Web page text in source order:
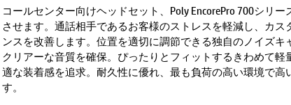
コールセンター向けヘッドセット、Poly EncorePro 700シリ
させます。通話相手であるお客様のストレスを軽減し、カス
ンスを改善します。位置を適切に調節できる独自のノイズキ
クリアーな音質を確保。ぴったりとフィットするきわめて軽
適な装着感を追求。耐久性に優れ、最も負荷の高い環境で高
す。